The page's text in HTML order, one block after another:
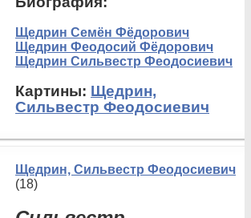
Щедрин Семён Фёдорович
Щедрин Феодосий Фёдорович
Щедрин Сильвестр Феодосиевич
Картины: Щедрин,
Сильвестр Феодосиевич
Щедрин, Сильвестр Феодосиевич
(18)